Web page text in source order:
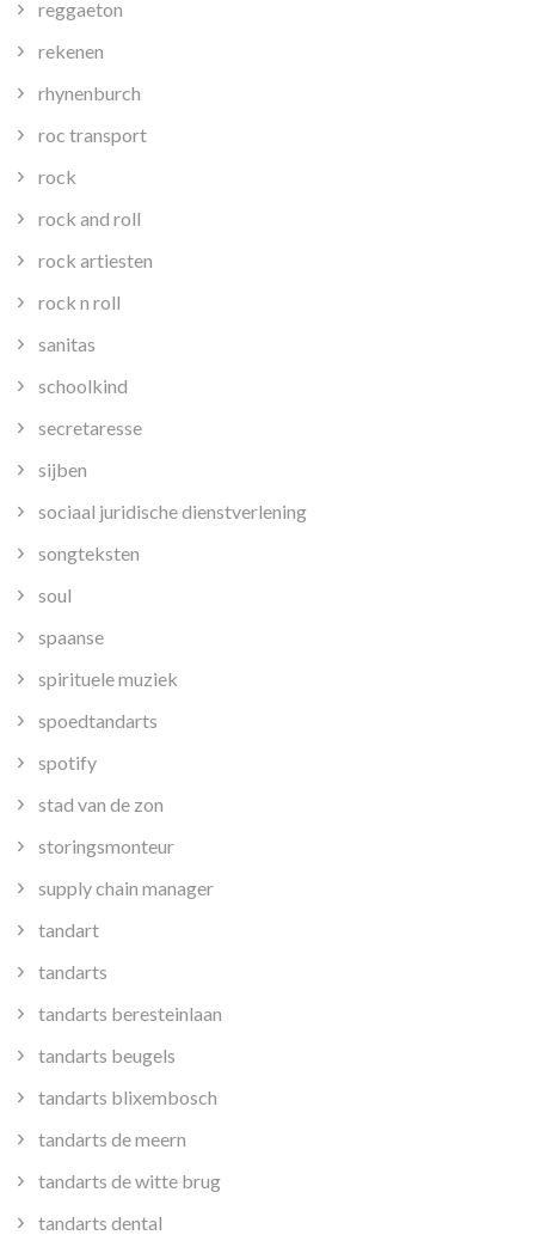
reggaeton
rekenen
rhynenburch
roc transport
rock
rock and roll
rock artiesten
rock n roll
sanitas
schoolkind
secretaresse
sijben
sociaal juridische dienstverlening
songteksten
soul
spaanse
spirituele muziek
spoedtandarts
spotify
stad van de zon
storingsmonteur
supply chain manager
tandart
tandarts
tandarts beresteinlaan
tandarts beugels
tandarts blixembosch
tandarts de meern
tandarts de witte brug
tandarts dental